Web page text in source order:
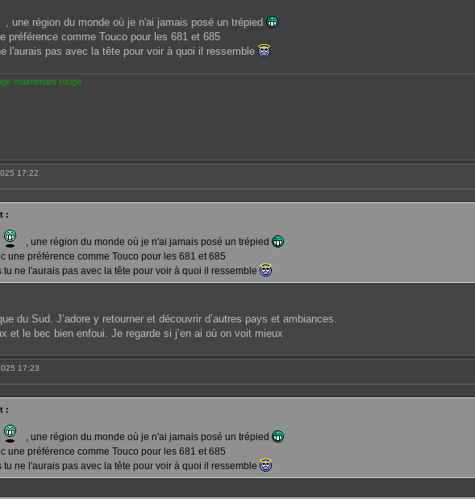
, une région du monde où je n'ai jamais posé un trépied
préférence comme Touco pour les 681 et 685
l'aurais pas avec la tête pour voir à quoi il ressemble
maintenant rouge
17:22
:
, une région du monde où je n'ai jamais posé un trépied
une préférence comme Touco pour les 681 et 685
tu ne l'aurais pas avec la tête pour voir à quoi il ressemble
du Sud. J’adore y retourner et découvrir d’autres pays et ambiances.
et le bec bien enfoui. Je regarde si j’en ai où on voit mieux
17:23
:
, une région du monde où je n'ai jamais posé un trépied
une préférence comme Touco pour les 681 et 685
tu ne l'aurais pas avec la tête pour voir à quoi il ressemble